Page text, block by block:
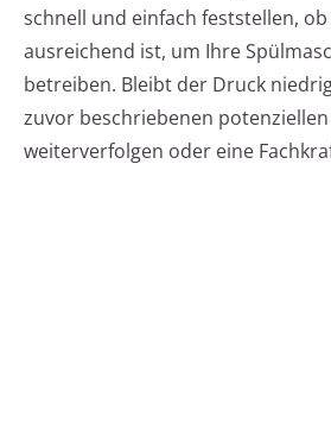
schnell und einfach feststellen,
ausreichend ist, um Ihre
betreiben. Bleibt der Druck
zuvor beschriebenen
weiterverfolgen oder eine